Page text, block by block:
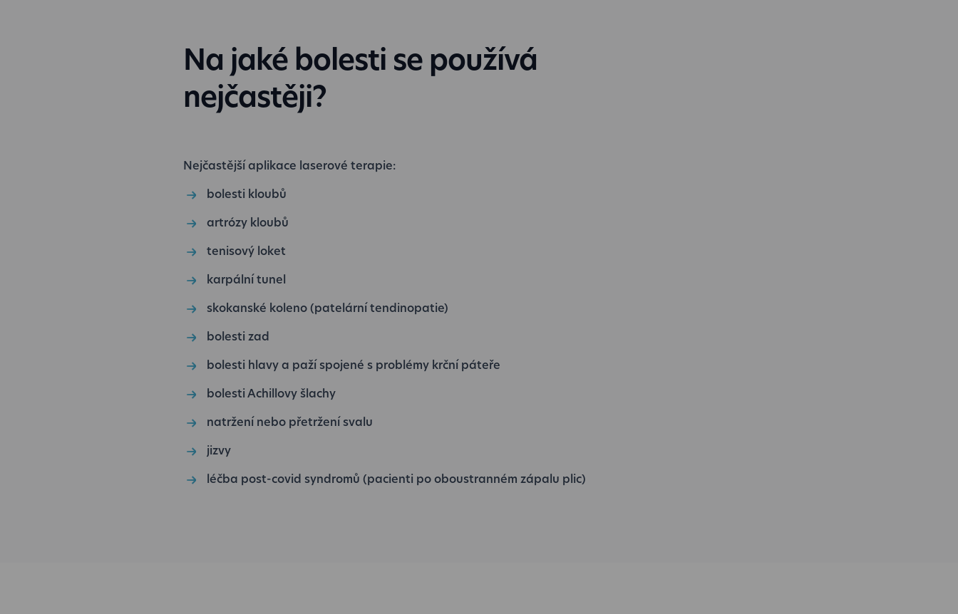
Na jaké bolesti se používá
nejčastěji?
Nejčastější aplikace laserové terapie:
bolesti kloubů
artrózy kloubů
tenisový loket
karpální tunel
skokanské koleno (patelární tendinopatie)
bolesti zad
bolesti hlavy a paží spojené s problémy krční páteře
bolesti Achillovy šlachy
natržení nebo přetržení svalu
jizvy
léčba post-covid syndromů (pacienti po oboustranném zápalu plic)